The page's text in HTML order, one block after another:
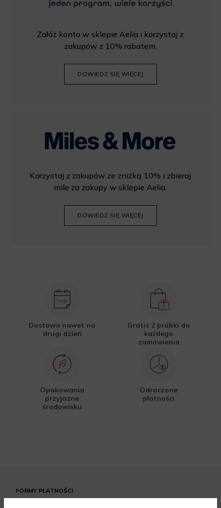
Załóż konto w sklepie Aelia i korzystaj z
zakupów z 10% rabatem.
DOWIEDZ SIĘ WIĘCEJ
Korzystaj z zakupów ze zniżką 10% i zbieraj
mile za zakupy w sklepie Aelia.
DOWIEDZ SIĘ WIĘCEJ
Dostawa nawet na
drugi dzień
Gratis 2 próbki do
każdego
zamówienia
Opakowania
przyjazne
środowisku
Odroczone
płatności
FORMY PŁATNOŚCI